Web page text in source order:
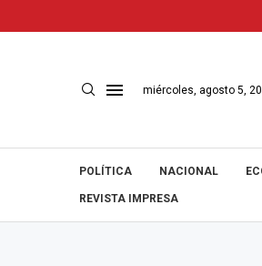
miércoles, agosto 5,
POLÍTICA NACIONAL
REVISTA IMPRESA